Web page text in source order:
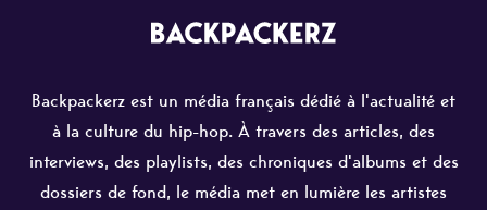
Backpackerz est un média français dédié à l'actualité et
à la culture du hip-hop. À travers des articles, des
interviews, des playlists, des chroniques d'albums et des
dossiers de fond, le média met en lumière les artistes